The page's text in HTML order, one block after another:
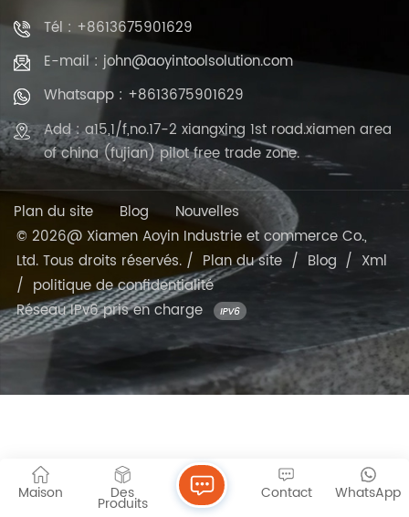
Tél : +8613675901629
E-mail : john@aoyintoolsolution.com
Whatsapp : +8613675901629
Add : a15,1/f,no.17-2 xiangxing 1st road.xiamen area
of china (fujian) pilot free trade zone.
Plan du site Blog
Nouvelles
© 2026@ Xiamen Aoyin Industrie et commerce Co.,
Ltd. Tous droits réservés. / Plan du site / Blog / Xml
/ politique de confidentialité
Réseau IPv6 pris en charge
Maison Des
Produits
WhatsApp
Contact